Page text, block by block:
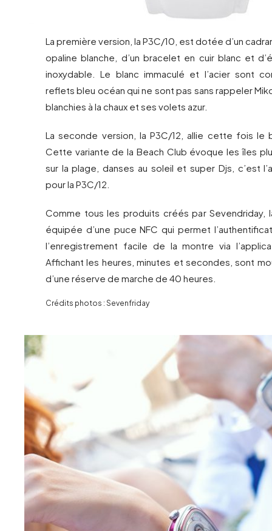
La première version, la P3C/10, est dotée d’un
opaline blanche, d’un bracelet en cuir blanc et
inoxydable. Le blanc immaculé et l’acier sont
reflets bleu océan qui ne sont pas sans rappeler
blanchies à la chaux et ses volets azur.
La seconde version, la P3C/12, allie cette fois le
Cette variante de la Beach Club évoque les îles
sur la plage, danses au soleil et super Djs, c’est
pour la P3C/12.
Comme tous les produits créés par Sevendriday,
équipée d’une puce NFC qui permet
l’enregistrement facile de la montre via
Affichant les heures, minutes et secondes, sont
d’une réserve de marche de 40 heures.
Crédits photos : Sevenfriday